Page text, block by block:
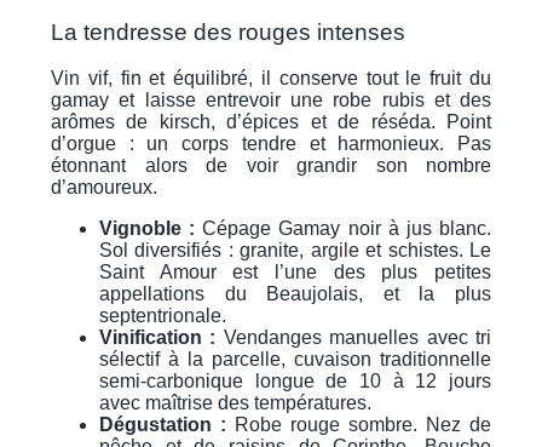
La tendresse des rouges intenses
Vin vif, fin et équilibré, il conserve tout le fruit du
gamay et laisse entrevoir une robe rubis et des
arômes de kirsch, d’épices et de réséda. Point
d’orgue : un corps tendre et harmonieux. Pas
étonnant alors de voir grandir son nombre
d’amoureux.
Vignoble : Cépage Gamay noir à jus blanc.
Sol diversifiés : granite, argile et schistes. Le
Saint Amour est l’une des plus petites
appellations du Beaujolais, et la plus
septentrionale.
Vinification : Vendanges manuelles avec tri
sélectif à la parcelle, cuvaison traditionnelle
semi-carbonique longue de 10 à 12 jours
avec maîtrise des températures.
Dégustation : Robe rouge sombre. Nez de